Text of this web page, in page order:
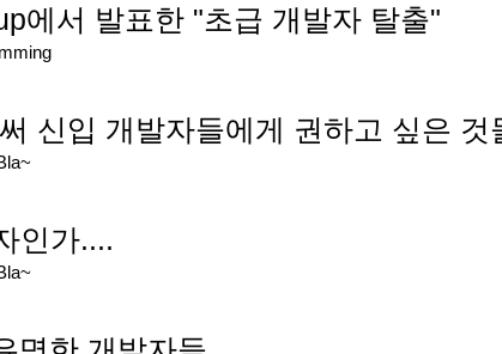
에서 발표한 "초급 개발자 탈출"
신입 개발자들에게 권하고 싶은 것
인가....